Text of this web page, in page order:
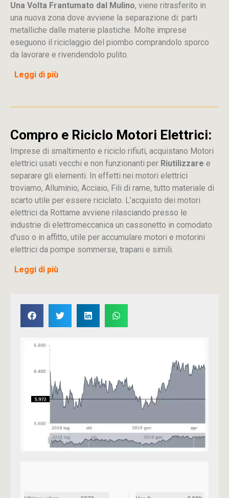
Una Volta Frantumato dal Mulino, viene ritrasferito in
una nuova zona dove avviene la separazione di: parti
metalliche dalle materie plastiche. Molte imprese
eseguono il riciclaggio del piombo comprandolo sporco
da lavorare e rivendendolo pulito.
Leggi di più
Compro e Riciclo Motori Elettrici:
Imprese di smaltimento e riciclo rifiuti, acquistano Motori
elettrici usati vecchi e non funzionanti per Riutilizzare e
separare gli elementi. In effetti nei motori elettrici
troviamo, Alluminio, Acciaio, Fili di rame, tutto materiale di
scarto utile per essere riciclato. L’acquisto dei motori
elettrici da Rottame avviene rilasciando presso le
industrie di elettromeccanica un cassonetto in comodato
d’uso o in affitto, utile per accumulare motori e motorini
elettrici da pompe sommerse, trapani e simili.
Leggi di più